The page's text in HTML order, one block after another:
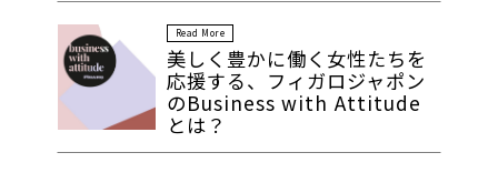
Read More
美しく豊かに働く女性たちを
応援する、フィガロジャポン
のBusiness with Attitude
とは？